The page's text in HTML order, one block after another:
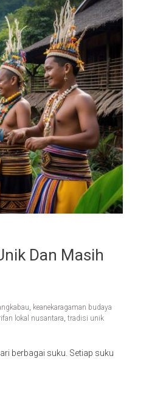
Dan Masih
, keanekaragaman budaya
lokal nusantara, tradisi unik
berbagai suku. Setiap suku